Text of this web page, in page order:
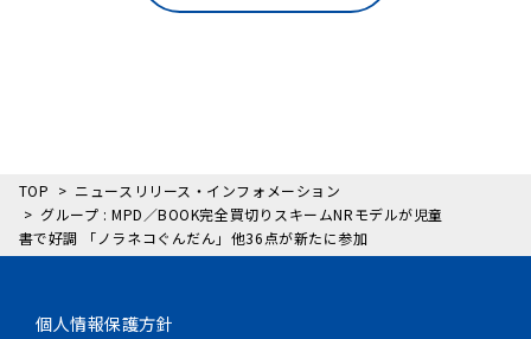
TOP
ニュースリリース・インフォメーション
グループ : MPD／BOOK完全買切りスキームNRモデルが児童
書で好調 「ノラネコぐんだん」他36点が新たに参加
個人情報保護方針